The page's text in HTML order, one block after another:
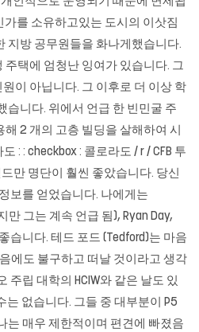
가를 소유하고있는 도시의 이삿짐
지방 공무원들을 화나게했습니다.
택에 엄청난 잉여가 있습니다. 그
이 아닙니다. 그 이후로 더 이상 학
습니다. 위에서 언급 한 빈민굴 주
2 개의 고층 빌딩을 살해하여 시
: : checkbox : 콜로라도 / r / CFB 투
만 명단이 훨씬 좋았습니다. 당신
보를 얻었습니다. 나에게는
만 그는 계속 언급 됨), Ryan Day,
습니다. 테드 포드 (Tedford)는 마음
에도 불구하고 떠날 것이라고 생각
주립 대학의 HCIW와 같은 날도 있
는 없습니다. 그들 중 대부분이 P5
는 매우 제한적이며 편견에 빠졌음